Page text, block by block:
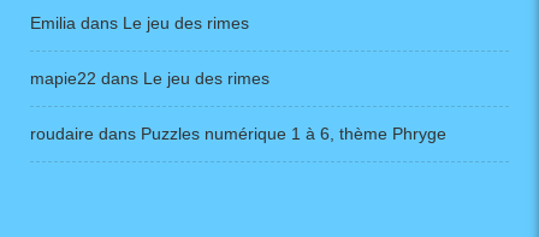
Emilia dans Le jeu des rimes
mapie22 dans Le jeu des rimes
roudaire dans Puzzles numérique 1 à 6, thème Phryge